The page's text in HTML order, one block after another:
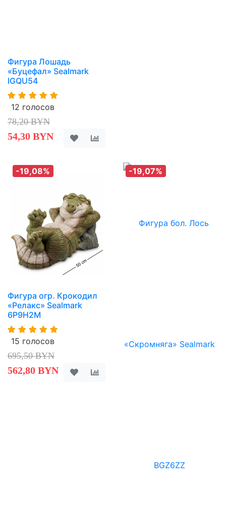
Фигура Лошадь
«Буцефал» Sealmark
IGQU54
12 голосов
78,20 BYN
54,30 BYN
-19,08%
Фигура огр. Крокодил
«Релакс» Sealmark
6P9H2M
15 голосов
695,50 BYN
562,80 BYN
-19,07%